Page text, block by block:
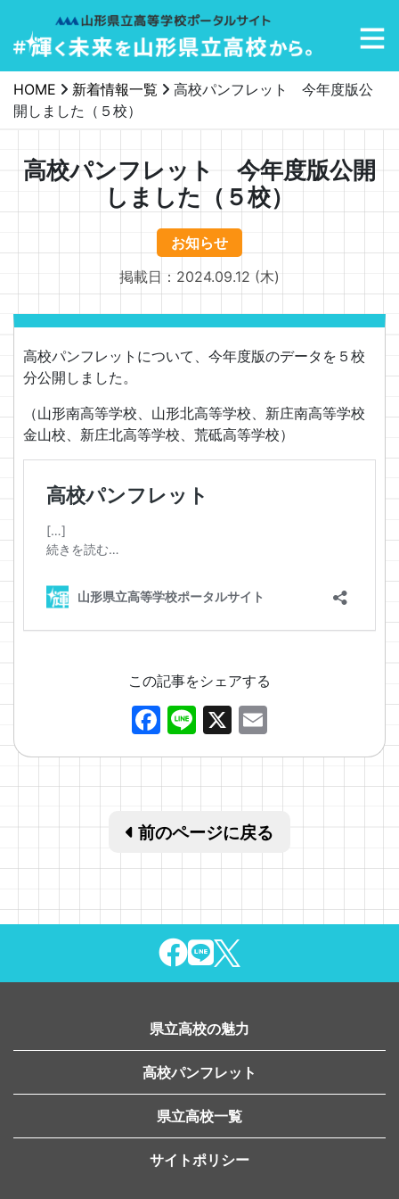
メインナビゲーション
HOME 新着情報一覧
高校パンフレット 今年度版公
開しました（５校）
高校パンフレット 今年度版公開
しました（５校）
お知らせ
掲載日：2024.09.12 (木)
高校パンフレットについて、今年度版のデータを５校
分公開しました。
（山形南高等学校、山形北高等学校、新庄南高等学校
金山校、新庄北高等学校、荒砥高等学校）
この記事をシェアする
Facebook
Line
X
前のページに戻る
県立高校の魅力
高校パンフレット
県立高校一覧
サイトポリシー